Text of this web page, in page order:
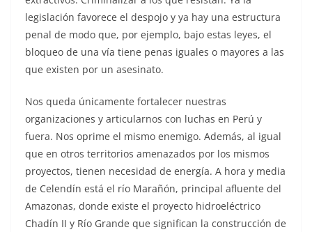
legislación favorece el despojo y ya hay una estructura
penal de modo que, por ejemplo, bajo estas leyes, el
bloqueo de una vía tiene penas iguales o mayores a las
que existen por un asesinato.
Nos queda únicamente fortalecer nuestras
organizaciones y articularnos con luchas en Perú y
fuera. Nos oprime el mismo enemigo. Además, al igual
que en otros territorios amenazados por los mismos
proyectos, tienen necesidad de energía. A hora y media
de Celendín está el río Marañón, principal afluente del
Amazonas, donde existe el proyecto hidroeléctrico
Chadín II y Río Grande que significan la construcción de